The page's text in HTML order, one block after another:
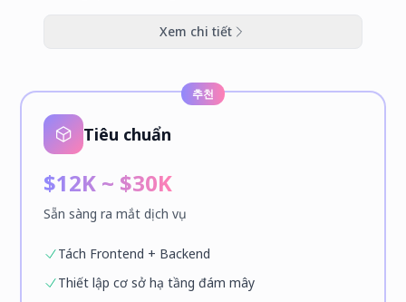
Xem chi tiết
추천
Tiêu chuẩn
$12K ~ $30K
Sẵn sàng ra mắt dịch vụ
Tách Frontend + Backend
Thiết lập cơ sở hạ tầng đám mây